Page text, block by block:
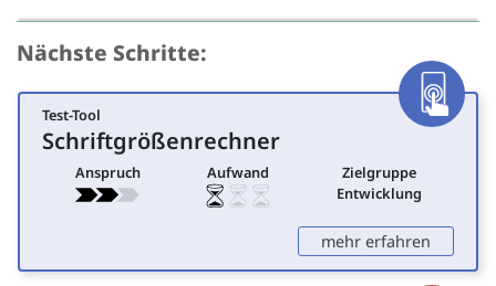
Nächste Schritte:
Test-Tool
für Entwicklung
Schriftgrößenrechner App
Anspruch Aufwand
Zielgruppe
Entwicklung
mehr erfahren